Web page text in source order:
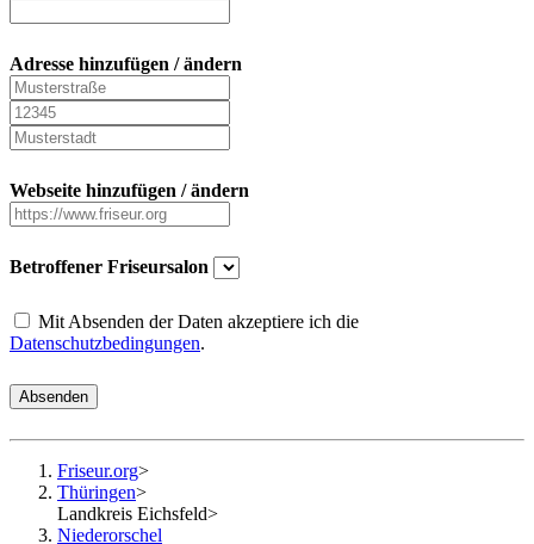
Adresse hinzufügen / ändern
Webseite hinzufügen / ändern
Betroffener Friseursalon
Mit Absenden der Daten akzeptiere ich die
Datenschutzbedingungen.
Absenden
Friseur.org>
Thüringen>
Landkreis Eichsfeld>
Niederorschel